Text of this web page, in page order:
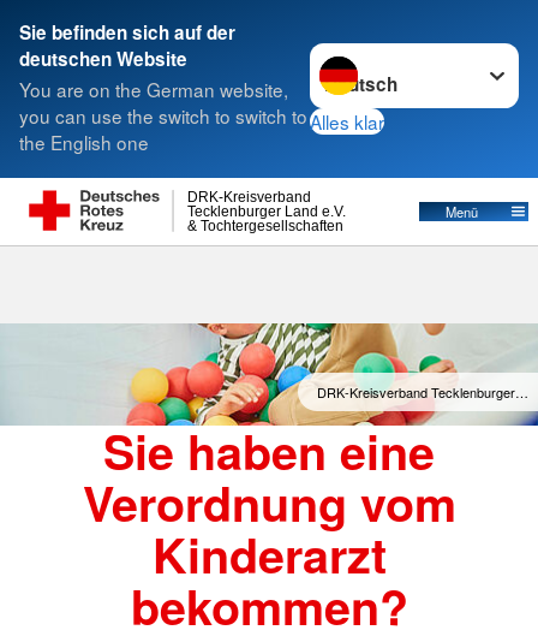
Sie befinden sich auf der
deutschen Website
You are on the German website,
you can use the switch to switch to
the English one
Sprache wechseln zu
Alles klar
& Tochtergesellschaften
Tecklenburger Land e.V.
DRK-Kreisverband
Menü
Suche
DRK-Kreisverband Tecklenburger…
Sie haben eine
Verordnung vom
Kinderarzt
bekommen?